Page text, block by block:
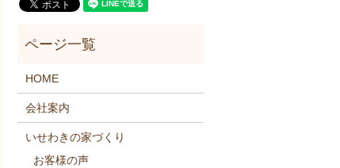
HOME
会社案内
いせわきの家づくり
お客様の声